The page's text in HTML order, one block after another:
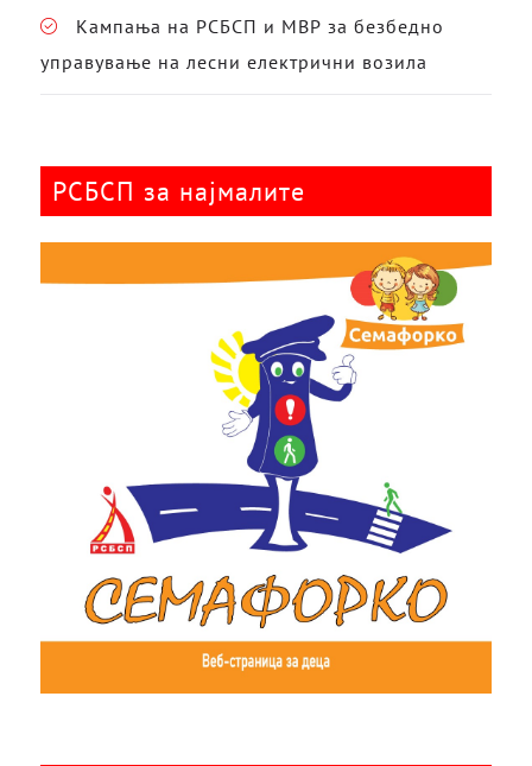
Кампања на РСБСП и МВР за безбедно
управување на лесни електрични возила
РСБСП за најмалите